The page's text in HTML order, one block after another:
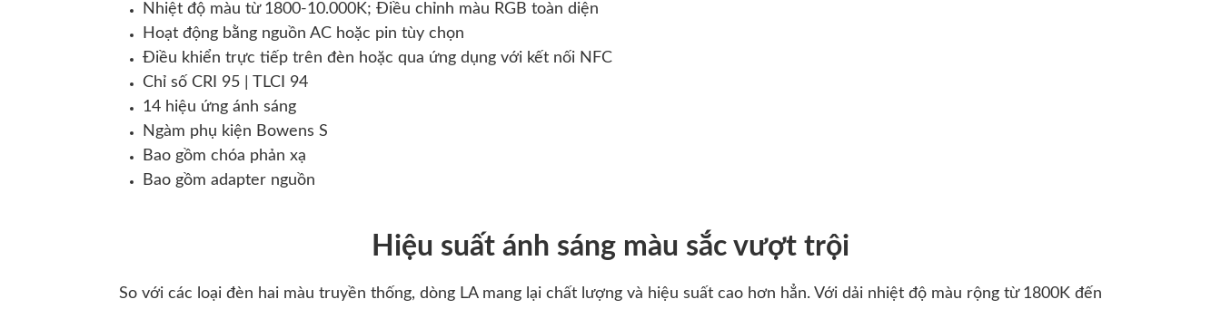
Nhiệt độ màu từ 1800-10.000K; Điều chỉnh màu RGB toàn diện
Hoạt động bằng nguồn AC hoặc pin tùy chọn
Điều khiển trực tiếp trên đèn hoặc qua ứng dụng với kết nối NFC
Chỉ số CRI 95 | TLCI 94
14 hiệu ứng ánh sáng
Ngàm phụ kiện Bowens S
Bao gồm chóa phản xạ
Bao gồm adapter nguồn
Hiệu suất ánh sáng màu sắc vượt trội
So với các loại đèn hai màu truyền thống, dòng LA mang lại chất lượng và hiệu suất cao hơn hẳn. Với dải nhiệt độ màu rộng từ 1800K đến